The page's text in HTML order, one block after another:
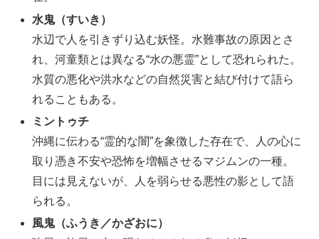
水鬼（すいき）
水辺で人を引きずり込む妖怪。水難事故の原因とさ
れ、河童類とは異なる“水の悪霊”として恐れられた。
水質の悪化や洪水などの自然災害と結び付けて語ら
れることもある。
ミントゥチ
沖縄に伝わる“霊的な闇”を象徴した存在で、人の心に
取り憑き不安や恐怖を増幅させるマジムンの一種。
目には見えないが、人を弱らせる悪性の影として語
られる。
風鬼（ふうき／かざおに）